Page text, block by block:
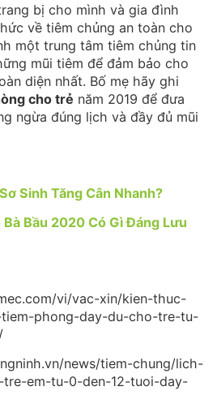
bị cho mình và gia đình
về tiêm chủng an toàn cho
một trung tâm tiêm chủng tin
mũi tiêm để đảm bảo cho
diện nhất. Bố mẹ hãy ghi
cho trẻ năm 2019 để đưa
ngừa đúng lịch và đầy đủ mũi
Sinh Tăng Cân Nhanh?
Bầu 2020 Có Gì Đáng Lưu
vi/vac-xin/kien-thuc-
phong-day-du-cho-tre-tu-
news/tiem-chung/lich-
em-tu-0-den-12-tuoi-day-